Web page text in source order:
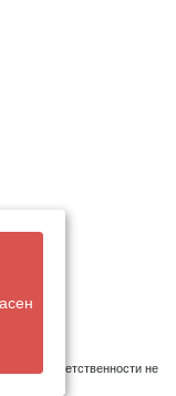
ответственности не